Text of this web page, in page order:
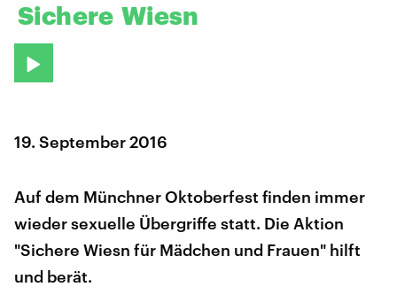
Sichere Wiesn
19. September 2016
Auf dem Münchner Oktoberfest finden immer
wieder sexuelle Übergriffe statt. Die Aktion
"Sichere Wiesn für Mädchen und Frauen" hilft
und berät.